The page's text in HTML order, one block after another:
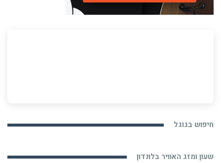
חיפוש בגוגל
שעון ומזג האוויר בלונדון